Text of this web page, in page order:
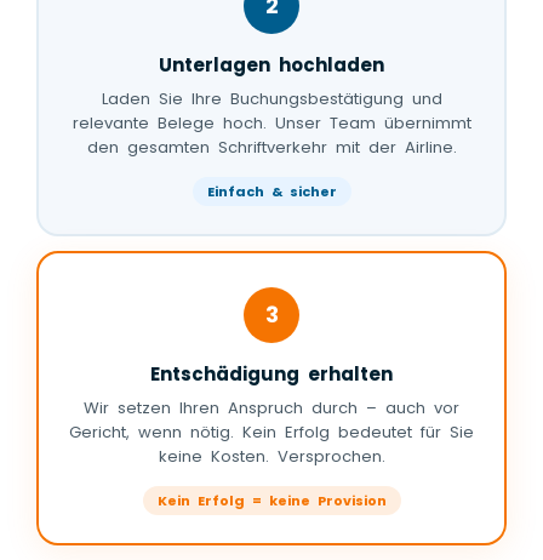
Unterlagen hochladen
Laden Sie Ihre Buchungsbestätigung und
relevante Belege hoch. Unser Team übernimmt
den gesamten Schriftverkehr mit der Airline.
Einfach & sicher
3
Entschädigung erhalten
Wir setzen Ihren Anspruch durch – auch vor
Gericht, wenn nötig. Kein Erfolg bedeutet für Sie
keine Kosten. Versprochen.
Kein Erfolg = keine Provision